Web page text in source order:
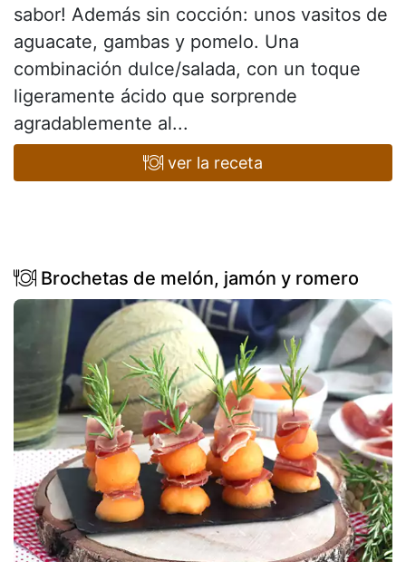
sabor! Además sin cocción: unos vasitos de
aguacate, gambas y pomelo. Una
combinación dulce/salada, con un toque
ligeramente ácido que sorprende
agradablemente al...
ver la receta
Brochetas de melón, jamón y romero